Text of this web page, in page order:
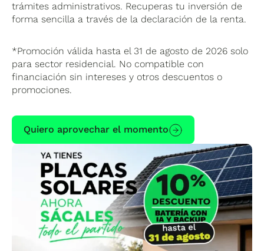
trámites administrativos. Recuperas tu inversión de
forma sencilla a través de la declaración de la renta.
*Promoción válida hasta el 31 de agosto de 2026 solo
para sector residencial. No compatible con
financiación sin intereses y otros descuentos o
promociones.
Quiero aprovechar el momento